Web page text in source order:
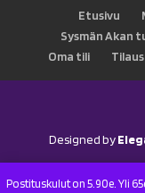
Postituskulut on 5.90e. Yli
Etusivu
Sysmän Akan
Oma tili
Designed by